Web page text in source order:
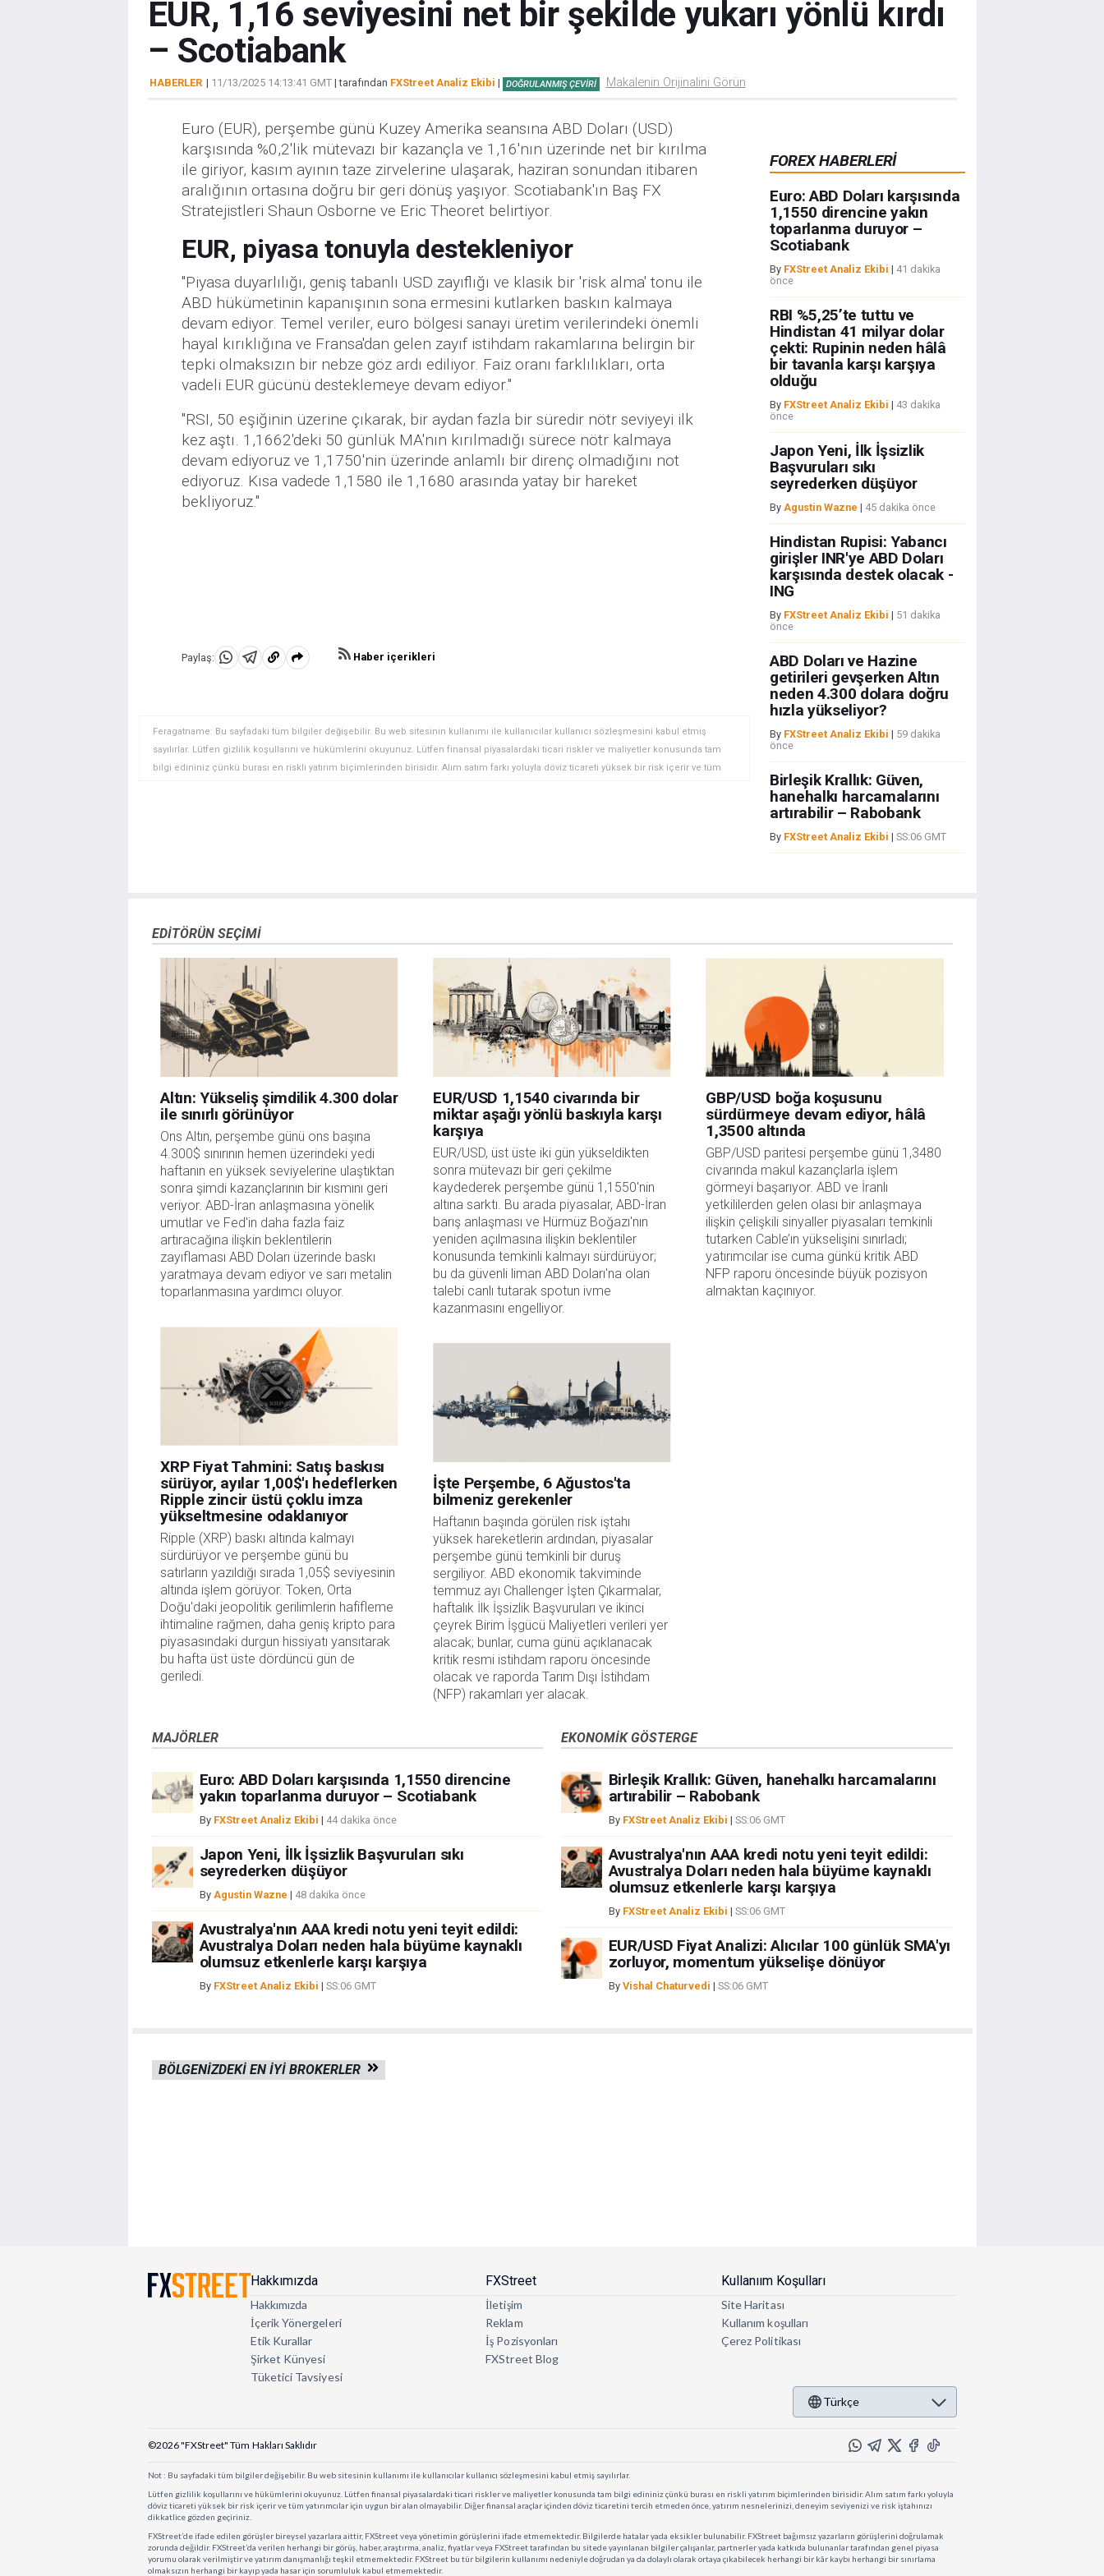
EUR, 1,16 seviyesini net bir şekilde yukarı yönlü kırdı
– Scotiabank
HABERLER | 11/13/2025 14:13:41 GMT| tarafından FXStreet Analiz Ekibi | DOĞRULANMIŞ ÇEVIRI Makalenin Orijinalini Görün
Euro (EUR), perşembe günü Kuzey Amerika seansına ABD Doları (USD)
karşısında %0,2'lik mütevazı bir kazançla ve 1,16'nın üzerinde net bir kırılma
ile giriyor, kasım ayının taze zirvelerine ulaşarak, haziran sonundan itibaren
aralığının ortasına doğru bir geri dönüş yaşıyor. Scotiabank'ın Baş FX
Stratejistleri Shaun Osborne ve Eric Theoret belirtiyor.
EUR, piyasa tonuyla destekleniyor
"Piyasa duyarlılığı, geniş tabanlı USD zayıflığı ve klasik bir 'risk alma' tonu ile
ABD hükümetinin kapanışının sona ermesini kutlarken baskın kalmaya
devam ediyor. Temel veriler, euro bölgesi sanayi üretim verilerindeki önemli
hayal kırıklığına ve Fransa'dan gelen zayıf istihdam rakamlarına belirgin bir
tepki olmaksızın bir nebze göz ardı ediliyor. Faiz oranı farklılıkları, orta
vadeli EUR gücünü desteklemeye devam ediyor."
"RSI, 50 eşiğinin üzerine çıkarak, bir aydan fazla bir süredir nötr seviyeyi ilk
kez aştı. 1,1662'deki 50 günlük MA'nın kırılmadığı sürece nötr kalmaya
devam ediyoruz ve 1,1750'nin üzerinde anlamlı bir direnç olmadığını not
ediyoruz. Kısa vadede 1,1580 ile 1,1680 arasında yatay bir hareket
bekliyoruz."
Paylaş:
WhatsApp'da
Telegram'da
Panoya
Haber içerikleri
Feragatname: Bu sayfadaki tüm bilgiler değişebilir. Bu web sitesinin kullanımı ile kullanıcılar kullanıcı sözleşmesini kabul etmiş
sayılırlar. Lütfen gizlilik koşullarını ve hükümlerini okuyunuz. Lütfen finansal piyasalardaki ticari riskler ve maliyetler konusunda tam
bilgi edininiz çünkü burası en riskli yatırım biçimlerinden birisidir. Alım satım farkı yoluyla döviz ticareti yüksek bir risk içerir ve tüm
FOREX HABERLERİ
Euro: ABD Doları karşısında
1,1550 direncine yakın
toparlanma duruyor –
Scotiabank
By FXStreet Analiz Ekibi | 41 dakika
önce
RBI %5,25’te tuttu ve
Hindistan 41 milyar dolar
çekti: Rupinin neden hâlâ
bir tavanla karşı karşıya
olduğu
By FXStreet Analiz Ekibi | 43 dakika
önce
Japon Yeni, İlk İşsizlik
Başvuruları sıkı
seyrederken düşüyor
By Agustin Wazne | 45 dakika önce
Hindistan Rupisi: Yabancı
girişler INR'ye ABD Doları
karşısında destek olacak -
ING
By FXStreet Analiz Ekibi | 51 dakika
önce
ABD Doları ve Hazine
getirileri gevşerken Altın
neden 4.300 dolara doğru
hızla yükseliyor?
By FXStreet Analiz Ekibi | 59 dakika
önce
Birleşik Krallık: Güven,
hanehalkı harcamalarını
artırabilir – Rabobank
By FXStreet Analiz Ekibi | SS:06 GMT
EDITÖRÜN SEÇIMI
Altın: Yükseliş şimdilik 4.300 dolar
ile sınırlı görünüyor
Ons Altın, perşembe günü ons başına
4.300$ sınırının hemen üzerindeki yedi
haftanın en yüksek seviyelerine ulaştıktan
sonra şimdi kazançlarının bir kısmını geri
veriyor. ABD-İran anlaşmasına yönelik
umutlar ve Fed'in daha fazla faiz
artıracağına ilişkin beklentilerin
zayıflaması ABD Doları üzerinde baskı
yaratmaya devam ediyor ve sarı metalin
toparlanmasına yardımcı oluyor.
XRP Fiyat Tahmini: Satış baskısı
sürüyor, ayılar 1,00$'ı hedeflerken
Ripple zincir üstü çoklu imza
yükseltmesine odaklanıyor
Ripple (XRP) baskı altında kalmayı
sürdürüyor ve perşembe günü bu
satırların yazıldığı sırada 1,05$ seviyesinin
altında işlem görüyor. Token, Orta
Doğu'daki jeopolitik gerilimlerin hafifleme
ihtimaline rağmen, daha geniş kripto para
piyasasındaki durgun hissiyatı yansıtarak
bu hafta üst üste dördüncü gün de
geriledi.
EUR/USD 1,1540 civarında bir
miktar aşağı yönlü baskıyla karşı
karşıya
EUR/USD, üst üste iki gün yükseldikten
sonra mütevazı bir geri çekilme
kaydederek perşembe günü 1,1550'nin
altına sarktı. Bu arada piyasalar, ABD-İran
barış anlaşması ve Hürmüz Boğazı'nın
yeniden açılmasına ilişkin beklentiler
konusunda temkinli kalmayı sürdürüyor;
bu da güvenli liman ABD Doları'na olan
talebi canlı tutarak spotun ivme
kazanmasını engelliyor.
İşte Perşembe, 6 Ağustos'ta
bilmeniz gerekenler
Haftanın başında görülen risk iştahı
yüksek hareketlerin ardından, piyasalar
perşembe günü temkinli bir duruş
sergiliyor. ABD ekonomik takviminde
temmuz ayı Challenger İşten Çıkarmalar,
haftalık İlk İşsizlik Başvuruları ve ikinci
çeyrek Birim İşgücü Maliyetleri verileri yer
alacak; bunlar, cuma günü açıklanacak
kritik resmi istihdam raporu öncesinde
olacak ve raporda Tarım Dışı İstihdam
(NFP) rakamları yer alacak.
GBP/USD boğa koşusunu
sürdürmeye devam ediyor, hâlâ
1,3500 altında
GBP/USD paritesi perşembe günü 1,3480
civarında makul kazançlarla işlem
görmeyi başarıyor. ABD ve İranlı
yetkililerden gelen olası bir anlaşmaya
ilişkin çelişkili sinyaller piyasaları temkinli
tutarken Cable’ın yükselişini sınırladı;
yatırımcılar ise cuma günkü kritik ABD
NFP raporu öncesinde büyük pozisyon
almaktan kaçınıyor.
MAJÖRLER
Euro: ABD Doları karşısında 1,1550 direncine
yakın toparlanma duruyor – Scotiabank
By FXStreet Analiz Ekibi | 44 dakika önce
Japon Yeni, İlk İşsizlik Başvuruları sıkı
seyrederken düşüyor
By Agustin Wazne | 48 dakika önce
Avustralya'nın AAA kredi notu yeni teyit edildi:
Avustralya Doları neden hala büyüme kaynaklı
olumsuz etkenlerle karşı karşıya
By FXStreet Analiz Ekibi | SS:06 GMT
EKONOMIK GÖSTERGE
Birleşik Krallık: Güven, hanehalkı harcamalarını
artırabilir – Rabobank
By FXStreet Analiz Ekibi | SS:06 GMT
Avustralya'nın AAA kredi notu yeni teyit edildi:
Avustralya Doları neden hala büyüme kaynaklı
olumsuz etkenlerle karşı karşıya
By FXStreet Analiz Ekibi | SS:06 GMT
EUR/USD Fiyat Analizi: Alıcılar 100 günlük SMA'yı
zorluyor, momentum yükselişe dönüyor
By Vishal Chaturvedi | SS:06 GMT
BÖLGENIZDEKI EN IYI BROKERLER
Hakkımızda
Hakkımızda
İçerik Yönergeleri
Etik Kurallar
Şirket Künyesi
Tüketici Tavsiyesi
FXStreet
İletişim
Reklam
İş Pozisyonları
FXStreet Blog
Kullanıım Koşulları
Site Haritası
Kullanım koşulları
Çerez Politikası
Türkçe
©2026 "FXStreet" Tüm Hakları Saklıdır
Not : Bu sayfadaki tüm bilgiler değişebilir. Bu web sitesinin kullanımı ile kullanıcılar kullanıcı sözleşmesini kabul etmiş sayılırlar.
Lütfen gizlilik koşullarını ve hükümlerini okuyunuz. Lütfen finansal piyasalardaki ticari riskler ve maliyetler konusunda tam bilgi edininiz çünkü burası en riskli yatırım biçimlerinden birisidir. Alım satım farkı yoluyla
döviz ticareti yüksek bir risk içerir ve tüm yatırımcılar için uygun bir alan olmayabilir. Diğer finansal araçlar içinden döviz ticaretini tercih etmeden önce, yatırım nesnelerinizi, deneyim seviyenizi ve risk iştahınızı
dikkatlice gözden geçiriniz.
FXStreet’de ifade edilen görüşler bireysel yazarlara aittir, FXStreet veya yönetimin görüşlerini ifade etmemektedir. Bilgilerde hatalar yada eksikler bulunabilir. FXStreet bağımsız yazarların görüşlerini doğrulamak
zorunda değildir. FXStreet’da verilen herhangi bir görüş, haber, araştırma, analiz, fiyatlar veya FXStreet tarafından bu sitede yayınlanan bilgiler çalışanlar, partnerler yada katkıda bulunanlar tarafından genel piyasa
yorumu olarak verilmiştir ve yatırım danışmanlığı teşkil etmemektedir. FXStreet bu tür bilgilerin kullanımı nedeniyle doğrudan ya da dolaylı olarak ortaya çıkabilecek herhangi bir kâr kaybı herhangi bir sınırlama
olmaksızın herhangi bir kayıp yada hasar için sorumluluk kabul etmemektedir.